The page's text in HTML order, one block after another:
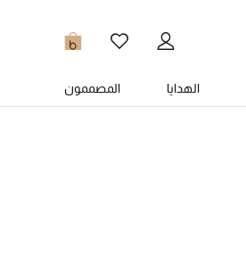
0
الهدايا المصممون